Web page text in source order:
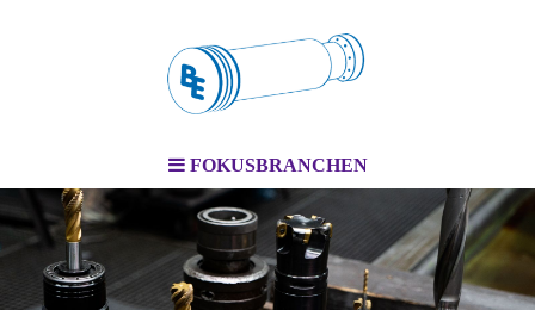
FOKUSBRANCHEN